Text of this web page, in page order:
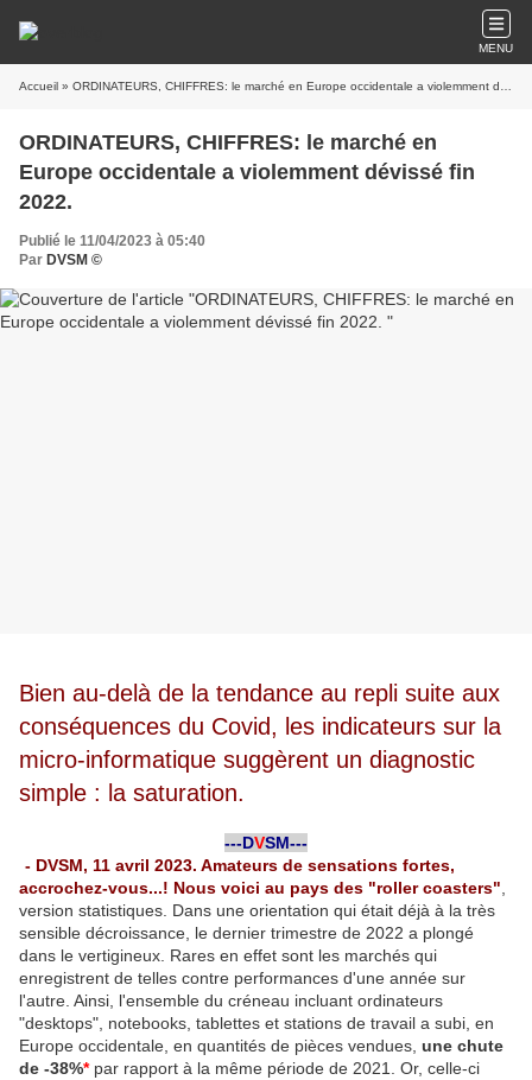
MENU
Accueil » ORDINATEURS, CHIFFRES: le marché en Europe occidentale a violemment dévissé fin 2022.
ORDINATEURS, CHIFFRES: le marché en
Europe occidentale a violemment dévissé fin
2022.
Publié le 11/04/2023 à 05:40
Par DVSM ©
Bien au-delà de la tendance au repli suite aux
conséquences du Covid, les indicateurs sur la
micro-informatique suggèrent un diagnostic
simple : la saturation.
---DVSM---
- DVSM, 11 avril 2023. Amateurs de sensations fortes,
accrochez-vous...! Nous voici au pays des "roller coasters"
version statistiques. Dans une orientation qui était déjà à la très
sensible décroissance, le dernier trimestre de 2022 a plongé
dans le vertigineux. Rares en effet sont les marchés qui
enregistrent de telles contre performances d'une année sur
l'autre. Ainsi, l'ensemble du créneau incluant ordinateurs
"desktops", notebooks, tablettes et stations de travail a subi, en
Europe occidentale, en quantités de pièces vendues, une chute
de -38%*par rapport à la même période de 2021. Or, celle-ci